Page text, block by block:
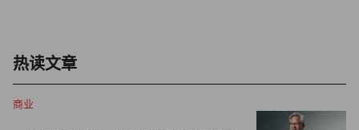
第三阶段，构建“价值闭环机制”。将高频AI应用沉淀为标准
基金”，反哺后续优化；将客户满意度关键指标纳入
热读文章
商业